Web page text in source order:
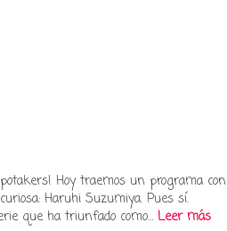
Hoy traemos un programa con
Haruhi Suzumiya. Pues sí.
que ha triunfado como…Leer más